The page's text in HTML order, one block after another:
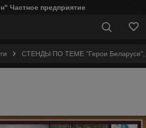
Частное предприятие
СТЕНДЫ ПО ТЕМЕ "Герои